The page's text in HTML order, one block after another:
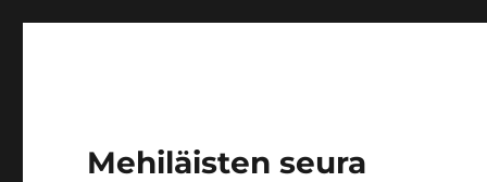
Mehiläisten seura